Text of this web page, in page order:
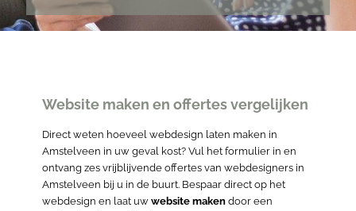
Website maken en offertes vergelijken
Direct weten hoeveel webdesign laten maken in
Amstelveen in uw geval kost? Vul het formulier in en
ontvang zes vrijblijvende offertes van webdesigners in
Amstelveen bij u in de buurt. Bespaar direct op het
webdesign en laat uw website maken door een